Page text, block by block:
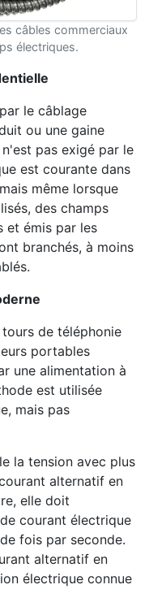
câbles commerciaux
électriques.
le câblage
ou une gaine
pas exigé par le
est courante dans
même lorsque
des champs
et émis par les
branchés, à moins
de téléphonie
portables
une alimentation à
est utilisée
mais pas
la tension avec plus
alternatif en
elle doit
courant électrique
fois par seconde.
alternatif en
électrique connue